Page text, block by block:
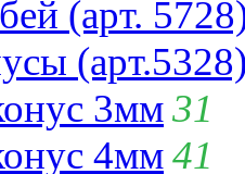
(арт.
3мм31
4мм41